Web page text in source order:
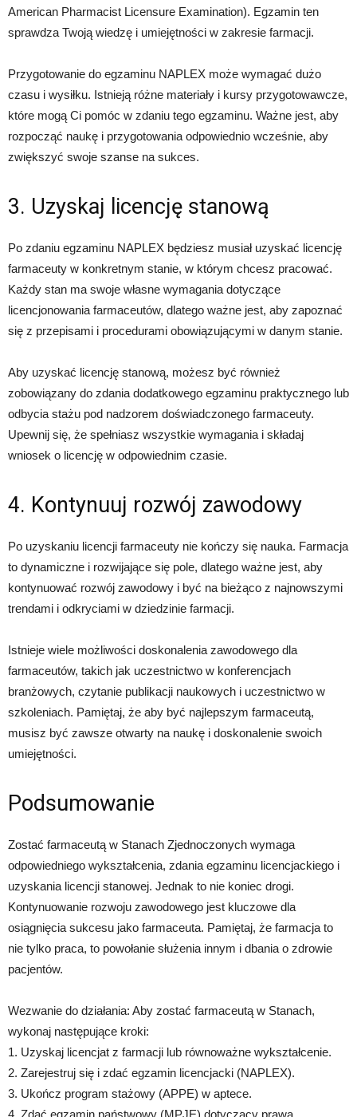
American Pharmacist Licensure Examination). Egzamin ten
sprawdza Twoją wiedzę i umiejętności w zakresie farmacji.
Przygotowanie do egzaminu NAPLEX może wymagać dużo
czasu i wysiłku. Istnieją różne materiały i kursy przygotowawcze,
które mogą Ci pomóc w zdaniu tego egzaminu. Ważne jest, aby
rozpocząć naukę i przygotowania odpowiednio wcześnie, aby
zwiększyć swoje szanse na sukces.
3. Uzyskaj licencję stanową
Po zdaniu egzaminu NAPLEX będziesz musiał uzyskać licencję
farmaceuty w konkretnym stanie, w którym chcesz pracować.
Każdy stan ma swoje własne wymagania dotyczące
licencjonowania farmaceutów, dlatego ważne jest, aby zapoznać
się z przepisami i procedurami obowiązującymi w danym stanie.
Aby uzyskać licencję stanową, możesz być również
zobowiązany do zdania dodatkowego egzaminu praktycznego lub
odbycia stażu pod nadzorem doświadczonego farmaceuty.
Upewnij się, że spełniasz wszystkie wymagania i składaj
wniosek o licencję w odpowiednim czasie.
4. Kontynuuj rozwój zawodowy
Po uzyskaniu licencji farmaceuty nie kończy się nauka. Farmacja
to dynamiczne i rozwijające się pole, dlatego ważne jest, aby
kontynuować rozwój zawodowy i być na bieżąco z najnowszymi
trendami i odkryciami w dziedzinie farmacji.
Istnieje wiele możliwości doskonalenia zawodowego dla
farmaceutów, takich jak uczestnictwo w konferencjach
branżowych, czytanie publikacji naukowych i uczestnictwo w
szkoleniach. Pamiętaj, że aby być najlepszym farmaceutą,
musisz być zawsze otwarty na naukę i doskonalenie swoich
umiejętności.
Podsumowanie
Zostać farmaceutą w Stanach Zjednoczonych wymaga
odpowiedniego wykształcenia, zdania egzaminu licencjackiego i
uzyskania licencji stanowej. Jednak to nie koniec drogi.
Kontynuowanie rozwoju zawodowego jest kluczowe dla
osiągnięcia sukcesu jako farmaceuta. Pamiętaj, że farmacja to
nie tylko praca, to powołanie służenia innym i dbania o zdrowie
pacjentów.
Wezwanie do działania: Aby zostać farmaceutą w Stanach,
wykonaj następujące kroki:
1. Uzyskaj licencjat z farmacji lub równoważne wykształcenie.
2. Zarejestruj się i zdać egzamin licencjacki (NAPLEX).
3. Ukończ program stażowy (APPE) w aptece.